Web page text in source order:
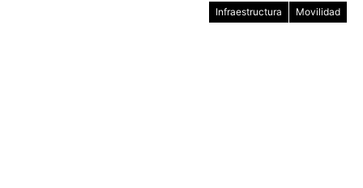
Infraestructura Movilidad